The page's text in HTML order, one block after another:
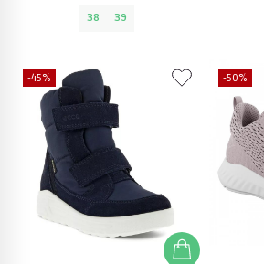
38 39
-45% -50%